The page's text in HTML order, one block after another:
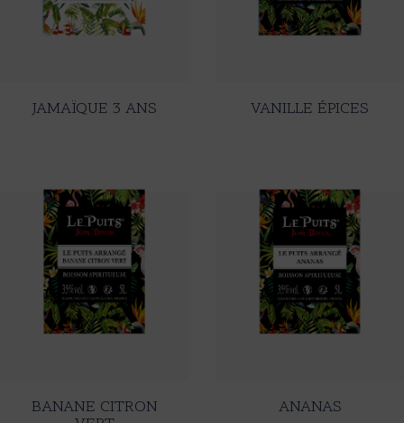
JAMAÏQUE 3 ANS VANILLE ÉPICES
BANANE CITRON ANANAS